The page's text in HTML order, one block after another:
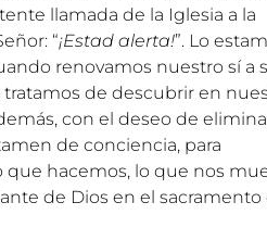
llamada de la Iglesia a la
“¡Estad alerta!”. Lo
renovamos nuestro sí a
de descubrir en
con el deseo de
de conciencia, para
hacemos, lo que nos
de Dios en el sacramento